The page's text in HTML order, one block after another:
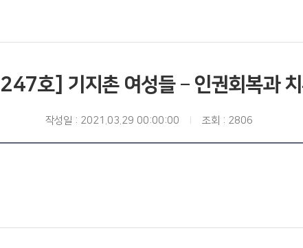
호] 기지촌 여성들 – 인권회복과
작성일 : 2021.03.29 00:00:00 조회 : 2806